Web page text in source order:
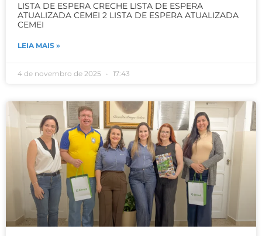
LISTA DE ESPERA CRECHE LISTA DE ESPERA
ATUALIZADA CEMEI 2 LISTA DE ESPERA ATUALIZADA
CEMEI
LEIA MAIS »
4 de novembro de 2025 17:43